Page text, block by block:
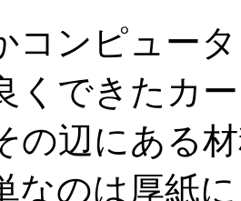
ンピュー
くできたカ
の辺にある
なのは厚紙